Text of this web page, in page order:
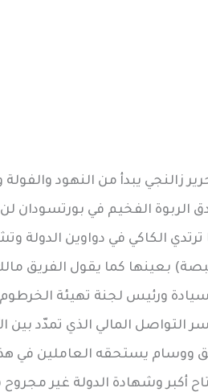
زالنجي يبدأ من النهود
الفخيم في بورتسودان لن
الكاكي في دواوين الدولة
بعينها كما يقول الفريق
ورئيس لجنة تهيئة
التواصل المالي الذي تمدّد بين
ووسام يستحقه العاملين في
أكبر وشهادة الدولة غير